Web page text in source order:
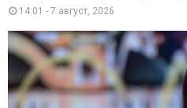
14:01 - 7 август, 2026